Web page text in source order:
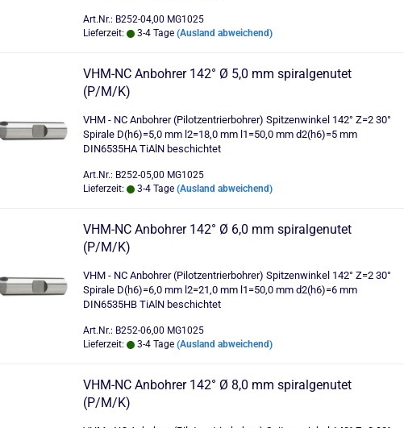
Art.Nr.: B252-04,00 MG1025
Lieferzeit:
3-4 Tage (Ausland abweichend)
VHM-NC Anbohrer 142° Ø 5,0 mm spiralgenutet
(P/M/K)
VHM - NC Anbohrer (Pilotzentrierbohrer) Spitzenwinkel 142° Z=2 30°
Spirale D(h6)=5,0 mm l2=18,0 mm l1=50,0 mm d2(h6)=5 mm
DIN6535HA TiAlN beschichtet
Art.Nr.: B252-05,00 MG1025
Lieferzeit:
3-4 Tage (Ausland abweichend)
VHM-NC Anbohrer 142° Ø 6,0 mm spiralgenutet
(P/M/K)
VHM - NC Anbohrer (Pilotzentrierbohrer) Spitzenwinkel 142° Z=2 30°
Spirale D(h6)=6,0 mm l2=21,0 mm l1=50,0 mm d2(h6)=6 mm
DIN6535HB TiAlN beschichtet
Art.Nr.: B252-06,00 MG1025
Lieferzeit:
3-4 Tage (Ausland abweichend)
VHM-NC Anbohrer 142° Ø 8,0 mm spiralgenutet
(P/M/K)